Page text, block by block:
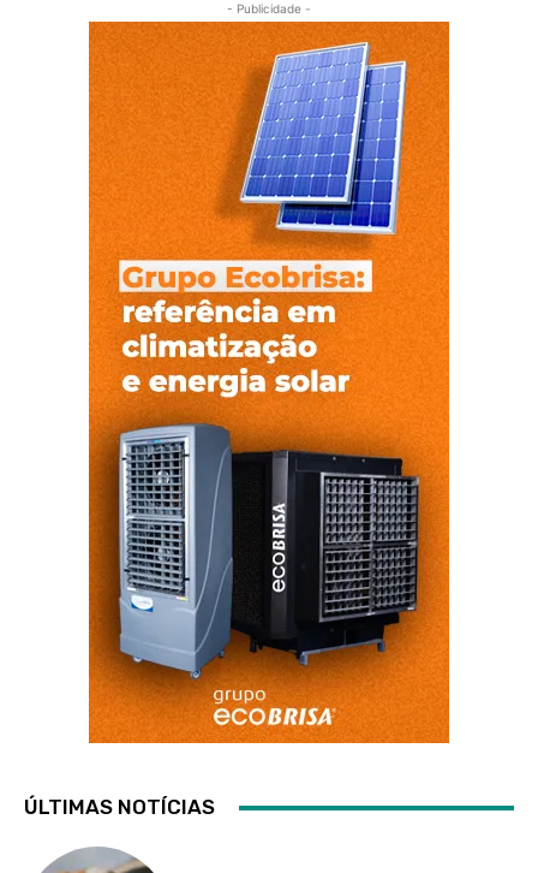
- Publicidade -
ÚLTIMAS NOTÍCIAS